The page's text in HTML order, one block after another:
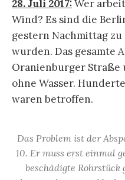
28. Juli 2017:Wer
Wind? Es sind die
gestern Nachmittag
wurden. Das gesamte
Oranienburger Straße
ohne Wasser.
waren betroffen.
Das Problem ist der
10. Er muss erst einmal
beschädigte Rohrstück